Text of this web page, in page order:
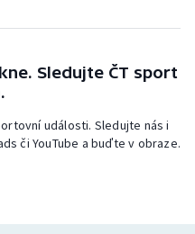
Sledujte ČT sport
události. Sledujte nás i
či YouTube a buďte v obraze.